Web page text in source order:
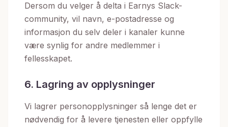
Dersom du velger å delta i Earnys Slack-
community, vil navn, e-postadresse og
informasjon du selv deler i kanaler kunne
være synlig for andre medlemmer i
fellesskapet.
6. Lagring av opplysninger
Vi lagrer personopplysninger så lenge det er
nødvendig for å levere tjenesten eller oppfylle